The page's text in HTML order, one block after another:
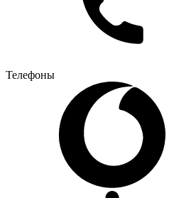
Телефоны